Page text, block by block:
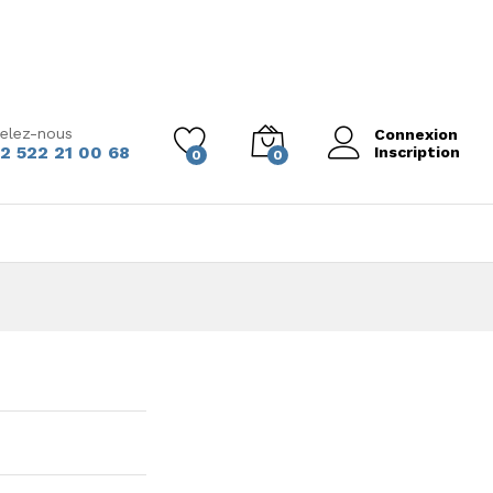
nous
522 21 00 68 0 0
Connexion
Inscription